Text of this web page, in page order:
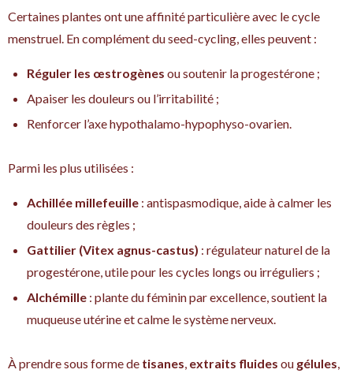
Certaines plantes ont une affinité particulière avec le cycle
menstruel. En complément du seed-cycling, elles peuvent :
Réguler les œstrogènes ou soutenir la progestérone ;
Apaiser les douleurs ou l’irritabilité ;
Renforcer l’axe hypothalamo-hypophyso-ovarien.
Parmi les plus utilisées :
Achillée millefeuille : antispasmodique, aide à calmer les
douleurs des règles ;
Gattilier (Vitex agnus-castus) : régulateur naturel de la
progestérone, utile pour les cycles longs ou irréguliers ;
Alchémille : plante du féminin par excellence, soutient la
muqueuse utérine et calme le système nerveux.
À prendre sous forme de tisanes, extraits fluides ou gélules,